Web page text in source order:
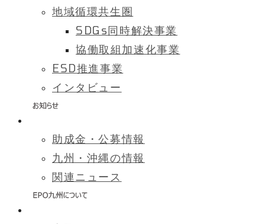
地域循環共生圏
SDGs同時解決事業
協働取組加速化事業
ESD推進事業
インタビュー
助成金・公募情報
九州・沖縄の情報
関連ニュース